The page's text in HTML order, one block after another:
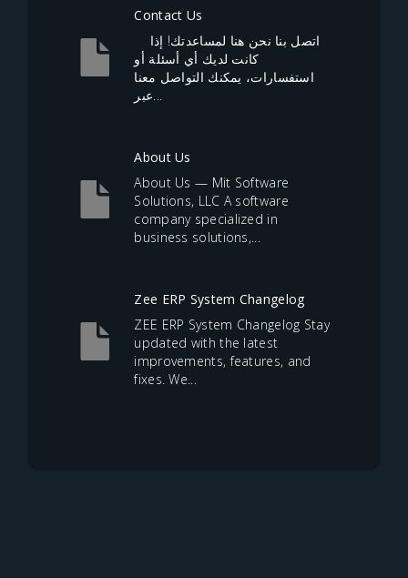
Contact Us
كانت لديك أي أسئلة أو
استفسارات، يمكنك التواصل معنا
عبر...
About Us
About Us — Mit Software
Solutions, LLC A software
company specialized in
business solutions,...
Zee ERP System Changelog
ZEE ERP System Changelog Stay
updated with the latest
improvements, features, and
fixes. We...